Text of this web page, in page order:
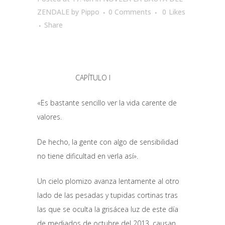
ZENDALE by Pippo 0 Comments 0 Likes
Share
CAPÍTULO I
«Es bastante sencillo ver la vida carente de
valores.
De hecho, la gente con algo de sensibilidad
no tiene dificultad en verla así».
Un cielo plomizo avanza lentamente al otro
lado de las pesadas y tupidas cortinas tras
las que se oculta la grisácea luz de este día